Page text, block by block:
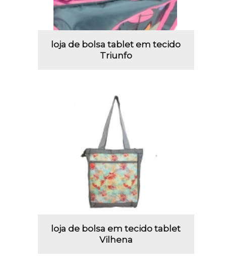
loja de bolsa tablet em tecido
Triunfo
loja de bolsa em tecido tablet
Vilhena